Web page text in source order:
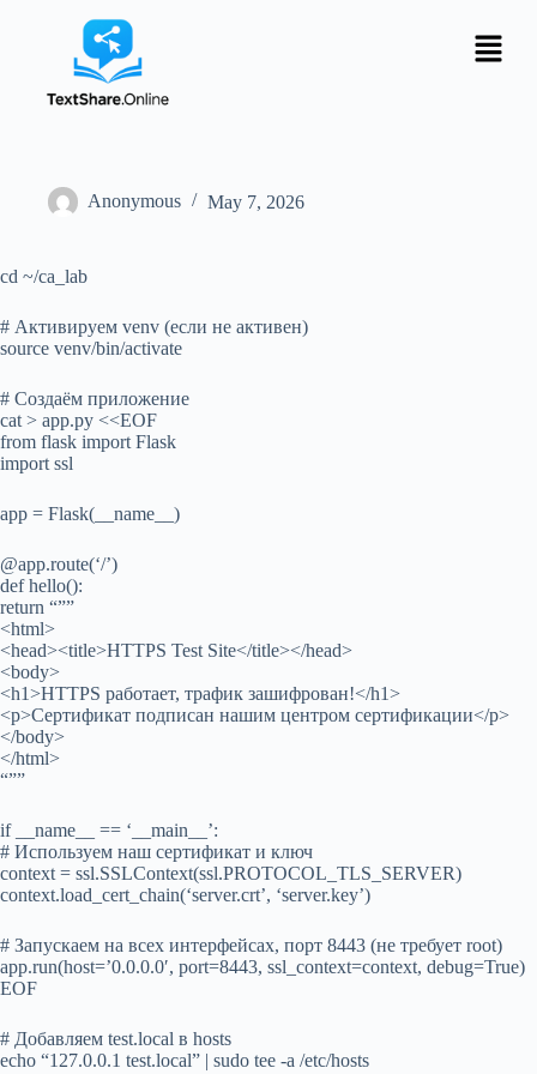
Anonymous May 7, 2026
cd ~/ca_lab
# Активируем venv (если не активен)
source venv/bin/activate
# Создаём приложение
cat > app.py <<EOF
from flask import Flask
import ssl
app = Flask(__name__)
@app.route(‘/’)
def hello():
return “””
<html>
<head><title>HTTPS Test Site</title></head>
<body>
<h1>HTTPS работает, трафик зашифрован!</h1>
<p>Сертификат подписан нашим центром сертификации</p>
</body>
</html>
“””
if __name__ == ‘__main__’:
# Используем наш сертификат и ключ
context = ssl.SSLContext(ssl.PROTOCOL_TLS_SERVER)
context.load_cert_chain(‘server.crt’, ‘server.key’)
# Запускаем на всех интерфейсах, порт 8443 (не требует root)
app.run(host=’0.0.0.0′, port=8443, ssl_context=context, debug=True)
EOF
# Добавляем test.local в hosts
echo “127.0.0.1 test.local” | sudo tee -a /etc/hosts